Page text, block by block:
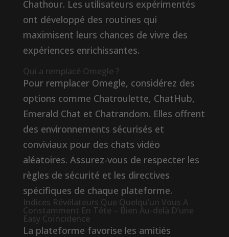
Chathour. Les utilisateurs expérimentés
ont développé des routines qui
maximisent leurs chances de vivre des
expériences enrichissantes.
Qui a remplacé Omegle ?
Pour remplacer Omegle, considérez des
options comme Chatroulette, ChatHub,
Emerald Chat et Chatrandom. Elles offrent
des environnements sécurisés et
conviviaux pour des chats vidéo
aléatoires. Assurez-vous de respecter les
règles de sécurité et les directives
spécifiques de chaque plateforme.
Indices Révélateurs Que Quelqu’un Vous A
Constamment En Tête – Bien Au-delà D’une
Easy Coïncidence
La plateforme favorise les amitiés